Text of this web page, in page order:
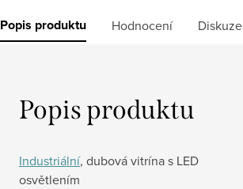
Popis produktu Hodnocení Diskuze
Popis produktu
Industriální, dubová vitrína s LED
osvětlením